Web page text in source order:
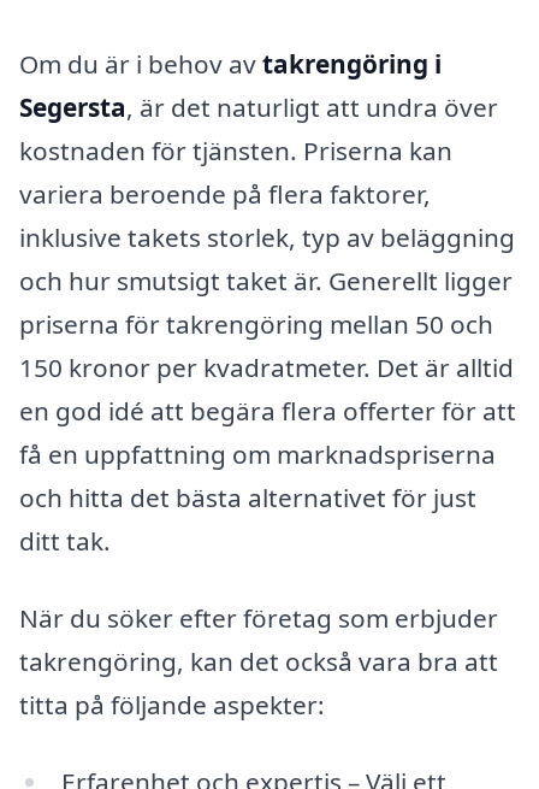
Om du är i behov avtakrengöring i
Segersta, är det naturligt att undra över
kostnaden för tjänsten. Priserna kan
variera beroende på flera faktorer,
inklusive takets storlek, typ av beläggning
och hur smutsigt taket är. Generellt ligger
priserna för takrengöring mellan 50 och
150 kronor per kvadratmeter. Det är alltid
en god idé att begära flera offerter för att
få en uppfattning om marknadspriserna
och hitta det bästa alternativet för just
ditt tak.
När du söker efter företag som erbjuder
takrengöring, kan det också vara bra att
titta på följande aspekter:
Erfarenhet och expertis – Välj ett